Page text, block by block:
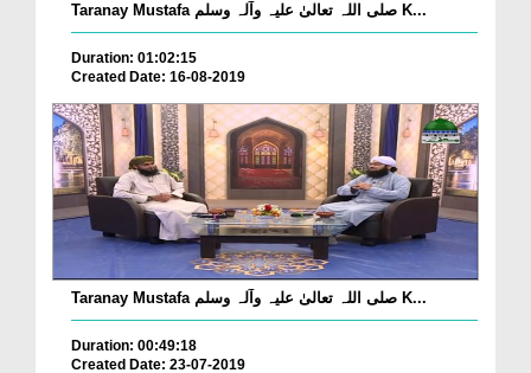
Taranay Mustafa صلی اللہ تعالیٰ علیہ وآلہ وسلم K...
Duration: 01:02:15
Created Date: 16-08-2019
Taranay Mustafa صلی اللہ تعالیٰ علیہ وآلہ وسلم K...
Duration: 00:49:18
Created Date: 23-07-2019